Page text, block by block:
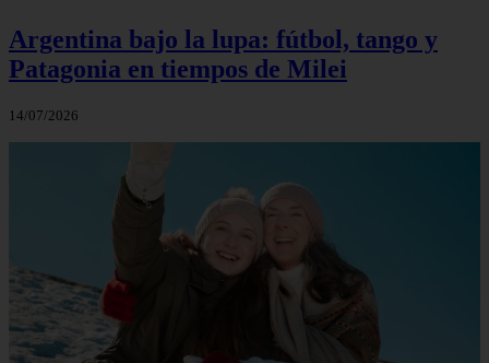
Argentina bajo la lupa: fútbol, tango y
Patagonia en tiempos de Milei
14/07/2026